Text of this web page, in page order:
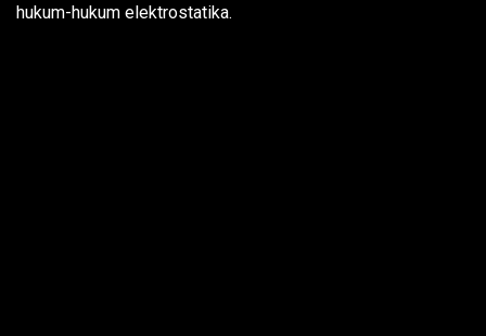
hukum-hukum elektrostatika.